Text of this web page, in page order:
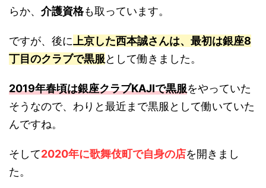
らか、 介護資格も取っています。
ですが、後に 上京した西本誠さんは、最初は銀座8
丁目のクラブで黒服として働きました。
2019年春頃は銀座クラブKAJIで黒服をやっていた
そうなので、わりと最近まで黒服として働いていた
んですね。
そして2020年に歌舞伎町で自身の店を開きまし
た。